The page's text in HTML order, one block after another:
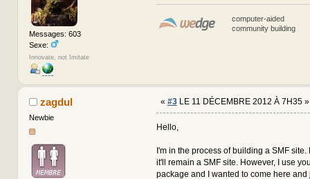
Messages: 603
Sexe:
Innovate, not Imitate
computer-aided
community building
zagdul
Newbie
« #3LE 11 DÉCEMBRE 2012 À 7H35 »
Hello,
I'm in the process of building a SMF
it'll remain a SMF site. However, I use
package and I wanted to come here and